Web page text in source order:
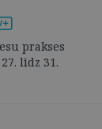
prakses
līdz 31.